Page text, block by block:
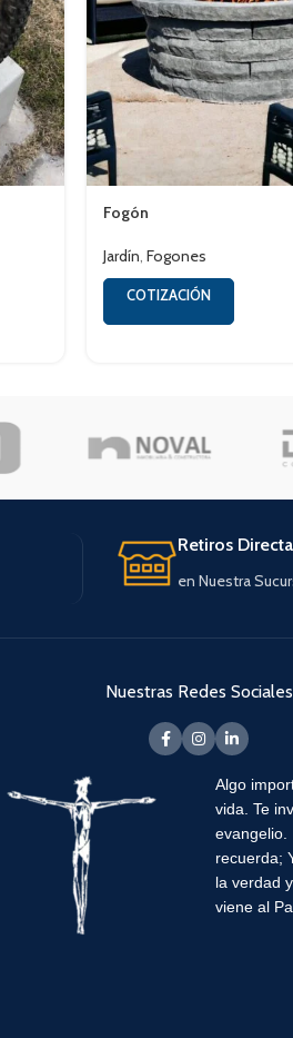
Fogón
Jardín, Fogones
COTIZACIÓN
Retiros
en Nuestra
Nuestras Redes Sociales
Algo
vida.Te
recuerda;
la verdad
viene al